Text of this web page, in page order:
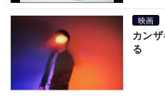
映画
カン
る